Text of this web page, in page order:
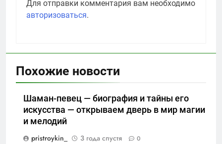
Для отправки комментария вам необходимо
авторизоваться.
Похожие новости
Шаман-певец — биография и тайны его
искусства — открываем дверь в мир магии
и мелодий
pristroykin_
3 года спустя 0